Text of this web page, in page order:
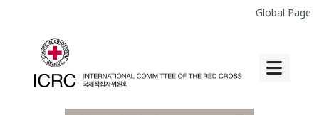
Global Page